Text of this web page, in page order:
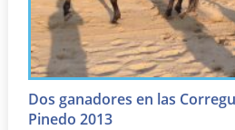
Dos ganadores en las
Pinedo 2013